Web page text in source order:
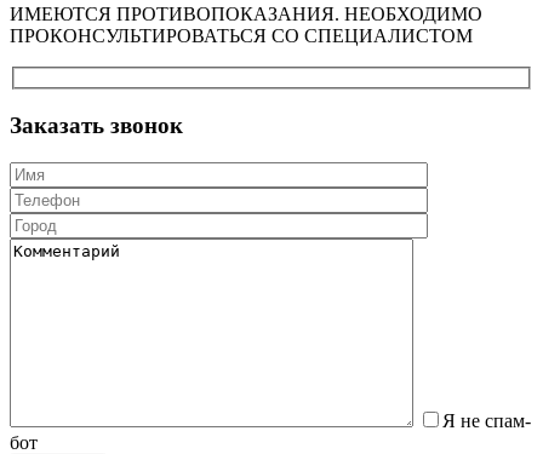
ИМЕЮТСЯ ПРОТИВОПОКАЗАНИЯ. НЕОБХОДИМО
ПРОКОНСУЛЬТИРОВАТЬСЯ СО СПЕЦИАЛИСТОМ
Заказать звонок
Я не спам-
бот